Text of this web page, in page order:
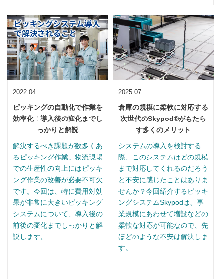
2022.04
ピッキングの自動化で作業を
効率化！導入後の変化までし
っかりと解説
解決するべき課題が数多くあ
るピッキング作業。物流現場
での生産性の向上にはピッキ
ング作業の改善が必要不可欠
です。今回は、特に費用対効
果が非常に大きいピッキング
システムについて、導入後の
前後の変化までしっかりと解
説します。
2025.07
倉庫の規模に柔軟に対応する
次世代のSkypod®がもたら
す多くのメリット
システムの導入を検討する
際、このシステムはどの規模
まで対応してくれるのだろう
と不安に感じたことはありま
せんか？今回紹介するピッキ
ングシステムSkypodは、事
業規模にあわせて増設などの
柔軟な対応が可能なので、先
ほどのような不安は解決しま
す。